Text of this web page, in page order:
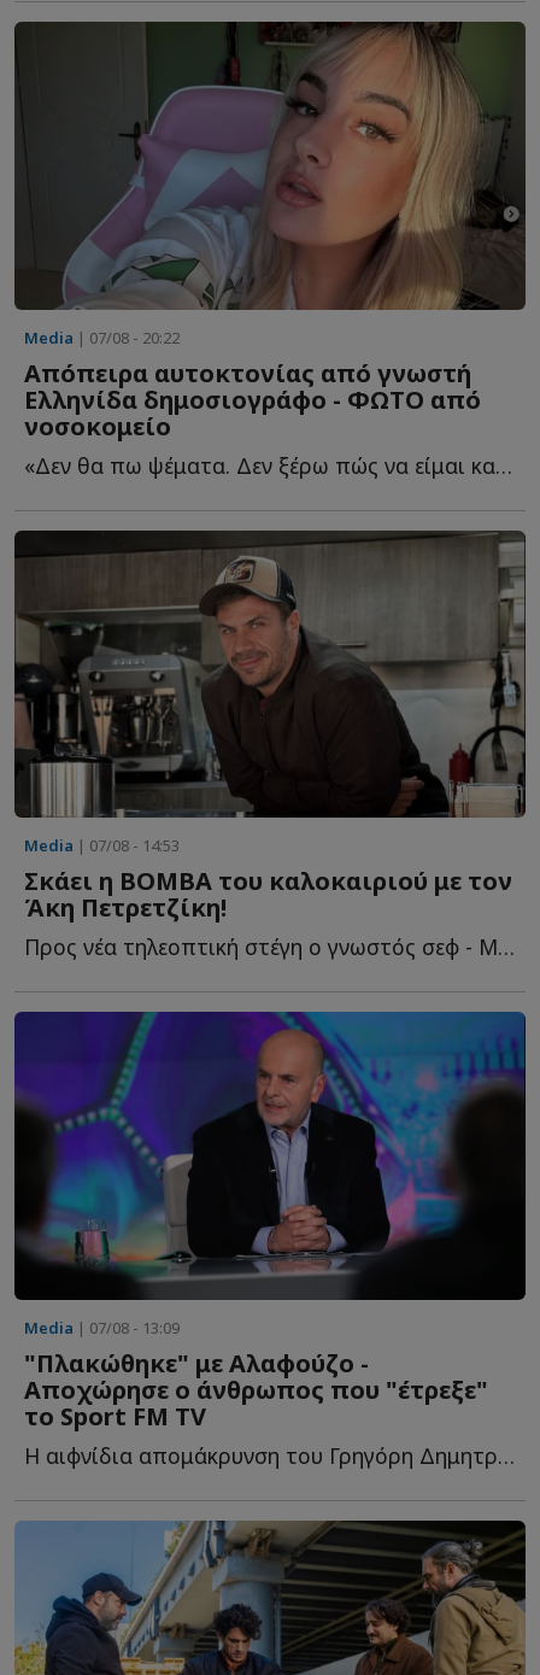
Media | 07/08 - 20:22
Απόπειρα αυτοκτονίας από γνωστή
Ελληνίδα δημοσιογράφο - ΦΩΤΟ από
νοσοκομείο
«Δεν θα πω ψέματα. Δεν ξέρω πώς να είμαι καλά και αν θ...
Media | 07/08 - 14:53
Σκάει η ΒΟΜΒΑ του καλοκαιριού με τον
Άκη Πετρετζίκη!
Προς νέα τηλεοπτική στέγη ο γνωστός σεφ - Με ποιο κανάλι β...
Media | 07/08 - 13:09
"Πλακώθηκε" με Αλαφούζο -
Αποχώρησε ο άνθρωπος που "έτρεξε"
το Sport FM TV
Η αιφνίδια απομάκρυνση του Γρηγόρη Δημητριάδη από τ...